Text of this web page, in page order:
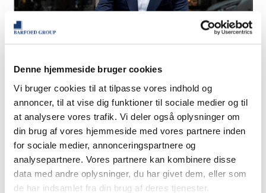
Denne hjemmeside bruger cookies
Vi bruger cookies til at tilpasse vores indhold og
annoncer, til at vise dig funktioner til sociale medier og til
at analysere vores trafik. Vi deler også oplysninger om
din brug af vores hjemmeside med vores partnere inden
for sociale medier, annonceringspartnere og
analysepartnere. Vores partnere kan kombinere disse
data med andre oplysninger, du har givet dem, eller som
de har indsamlet fra din brug af deres tjenester.